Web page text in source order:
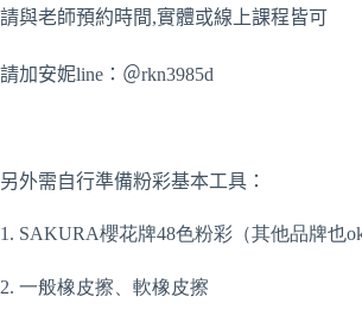
請與老師預約時間,實體或線上課程皆可
請加安妮line：＠rkn3985d
另外需自行準備粉彩基本工具：
1. SAKURA櫻花牌48色粉彩（其他品牌也
2. 一般橡皮擦、軟橡皮擦